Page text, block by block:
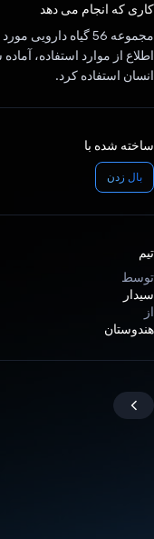
کاری که انجام می دهد
اطلاع از موارد استفاده،
انسان استفاده کرد.
ساخته شده با
بال زدن
تیم
توسط
سیدار
از
هندوستان